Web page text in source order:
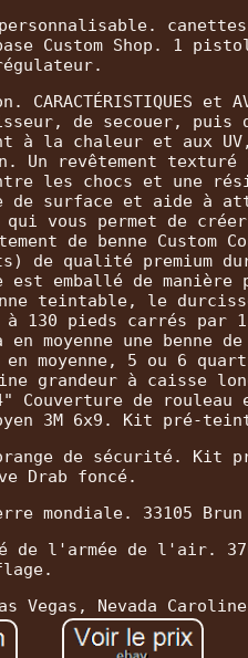
Custom Shop. 1
et
de secouer, puis
à la chaleur et aux
Un revêtement
les chocs et une
de surface et aide
vous permet de
de benne Custom
de qualité premium
est emballé de
teintable, le
130 pieds carrés par
une benne de
moyenne, 5 ou 6
grandeur à caisse
de rouleau
3M 6x9. Kit pré-
de sécurité. Kit
Drab foncé.
mondiale. 33105 Brun
de l'armée de l'air.
Vegas, Nevada